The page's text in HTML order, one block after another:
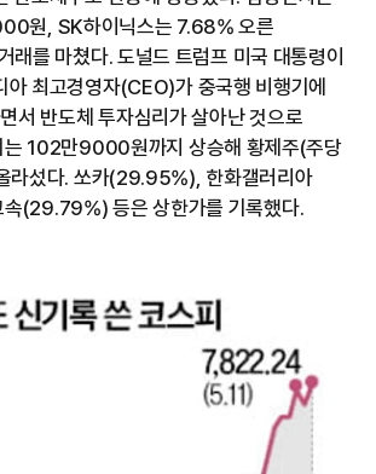
원, SK하이닉스는 7.68% 오른
를 마쳤다. 도널드 트럼프 미국 대통령이
아 최고경영자(CEO)가 중국행 비행기에
서 반도체 투자심리가 살아난 것으로
는 102만9000원까지 상승해 황제주(주당
라섰다. 쏘카(29.95%), 한화갤러리아
(29.79%) 등은 상한가를 기록했다.